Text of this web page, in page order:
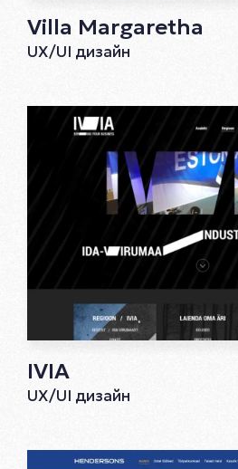
Villa Margaretha
UX/UI дизайн
IVIA
UX/UI дизайн